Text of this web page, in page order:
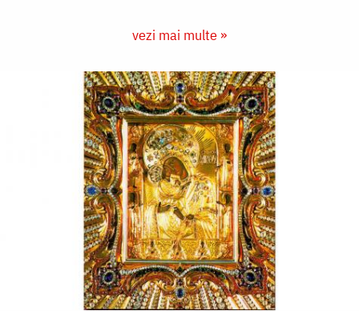
vezi mai multe »